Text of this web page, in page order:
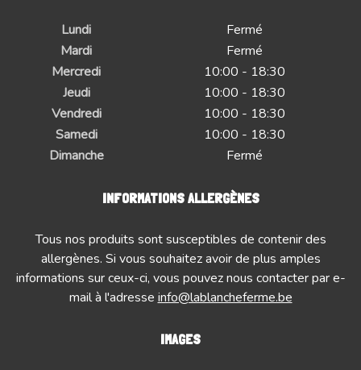
Lundi
Fermé
Mardi
Fermé
Mercredi
10:00 - 18:30
Jeudi
10:00 - 18:30
Vendredi
10:00 - 18:30
Samedi
10:00 - 18:30
Dimanche
Fermé
INFORMATIONS ALLERGÈNES
Tous nos produits sont susceptibles de contenir des
allergènes. Si vous souhaitez avoir de plus amples
informations sur ceux-ci, vous pouvez nous contacter par e-
mail à l'adresse info@lablancheferme.be
IMAGES